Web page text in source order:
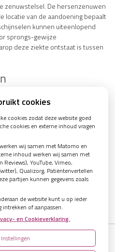
zenuwstelsel. De hersenzenuwen
locatie van de aandoening bepaalt
kunnen uiteenlopend
sprongs-gewijze
deze ziekte ontstaat is tussen
spreken. Dit kan bestaan
woorden of zinsdelen;
van woorden of
verstoring van de adem te
gewoonten die negatieve
uitspraak en het gehoor.
mondademen, verkeerd slikken
Deze gewoonten kunnen het
stand houden.
cookies
cookies zodat deze website goed
cookies en externe inhoud vragen
wij samen met Matomo en
inhoud werken wij samen met
Reviews), YouTube, Vimeo,
Qualizorg, Patiëntenvertellen
partijen kunnen gegevens zoals
de website kunt u op ieder
of aanpassen.
en Cookieverklaring.
Instellingen